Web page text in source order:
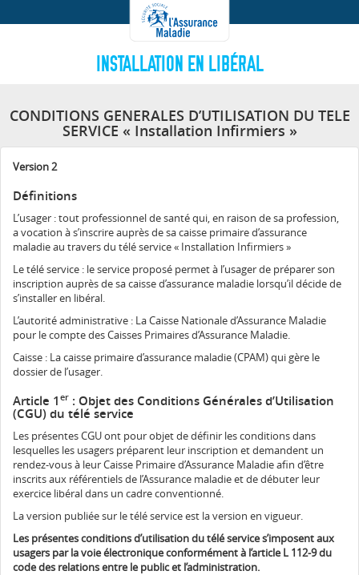
INSTALLATION EN LIBÉRAL
CONDITIONS GENERALES D’UTILISATION DU TELE
SERVICE « Installation Infirmiers »
Version 2
Définitions
L’usager : tout professionnel de santé qui, en raison de sa profession,
a vocation à s’inscrire auprès de sa caisse primaire d’assurance
maladie au travers du télé service « Installation Infirmiers »
Le télé service : le service proposé permet à l’usager de préparer son
inscription auprès de sa caisse d’assurance maladie lorsqu’il décide de
s’installer en libéral.
L’autorité administrative : La Caisse Nationale d’Assurance Maladie
pour le compte des Caisses Primaires d’Assurance Maladie.
Caisse : La caisse primaire d’assurance maladie (CPAM) qui gère le
dossier de l’usager.
Article 1 er : Objet des Conditions Générales d’Utilisation
(CGU) du télé service
Les présentes CGU ont pour objet de définir les conditions dans
lesquelles les usagers préparent leur inscription et demandent un
rendez-vous à leur Caisse Primaire d’Assurance Maladie afin d’être
inscrits aux référentiels de l’Assurance maladie et de débuter leur
exercice libéral dans un cadre conventionné.
La version publiée sur le télé service est la version en vigueur.
Les présentes conditions d’utilisation du télé service s’imposent aux
usagers par la voie électronique conformément à l’article L 112-9 du
code des relations entre le public et l’administration.